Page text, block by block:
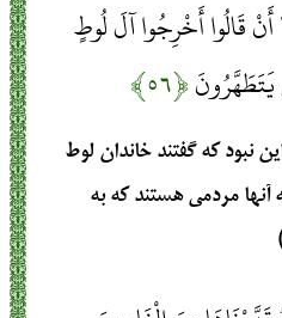
قَالُوا أَخْرِجُوا آلَ لُوطٍ
﴿۵۶﴾
نبود كه گفتند خاندان لوط
آنها مردمى هستند كه به